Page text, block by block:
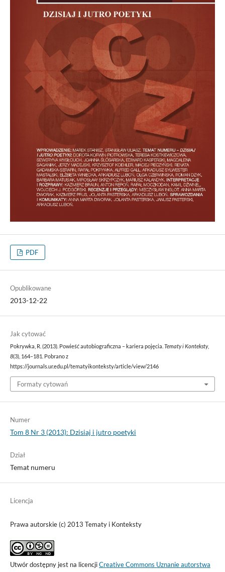
PDF
Opublikowane
2013-12-22
Jak cytować
Pokrywka, R. (2013). Powieść autobiograficzna – kariera pojęcia. Tematy i Konteksty,
8(3), 164–181. Pobrano z
https://journals.ur.edu.pl/tematyikonteksty/article/view/2146
Formaty cytowań
Numer
Tom 8 Nr 3 (2013): Dzisiaj i jutro poetyki
Dział
Temat numeru
Licencja
Prawa autorskie (c) 2013 Tematy i Konteksty
Utwór dostępny jest na licencjiCreative Commons Uznanie autorstwa